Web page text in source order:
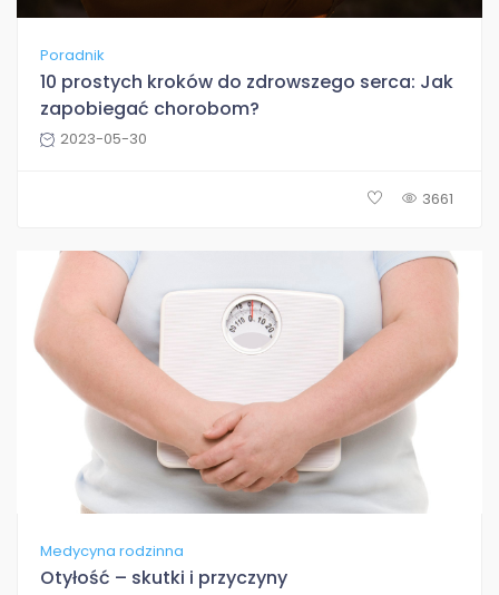
Poradnik
10 prostych kroków do zdrowszego serca: Jak
zapobiegać chorobom?
2023-05-30
3661
Medycyna rodzinna
Otyłość – skutki i przyczyny